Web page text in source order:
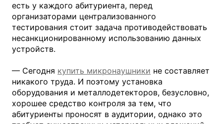
есть у каждого абитуриента, перед
организаторами централизованного
тестирования стоит задача противодействовать
несанкционированному использованию данных
устройств.
— Сегодня купить микронаушники не составляет
никакого труда. И поэтому установка
оборудования и металлодетекторов, безусловно,
хорошее средство контроля за тем, что
абитуриенты проносят в аудитории, однако это